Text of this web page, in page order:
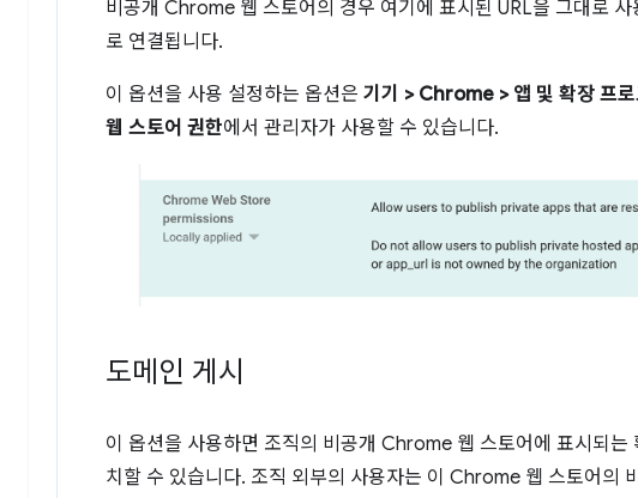
비공개 Chrome 웹 스토어의 경우 여기에 표시된 URL을 그대로
로 연결됩니다.
이 옵션을 사용 설정하는 옵션은 기기 > Chrome > 앱 및 확장 프
웹 스토어 권한에서 관리자가 사용할 수 있습니다.
도메인 게시
이 옵션을 사용하면 조직의 비공개 Chrome 웹 스토어에 표시되
치할 수 있습니다. 조직 외부의 사용자는 이 Chrome 웹 스토어의